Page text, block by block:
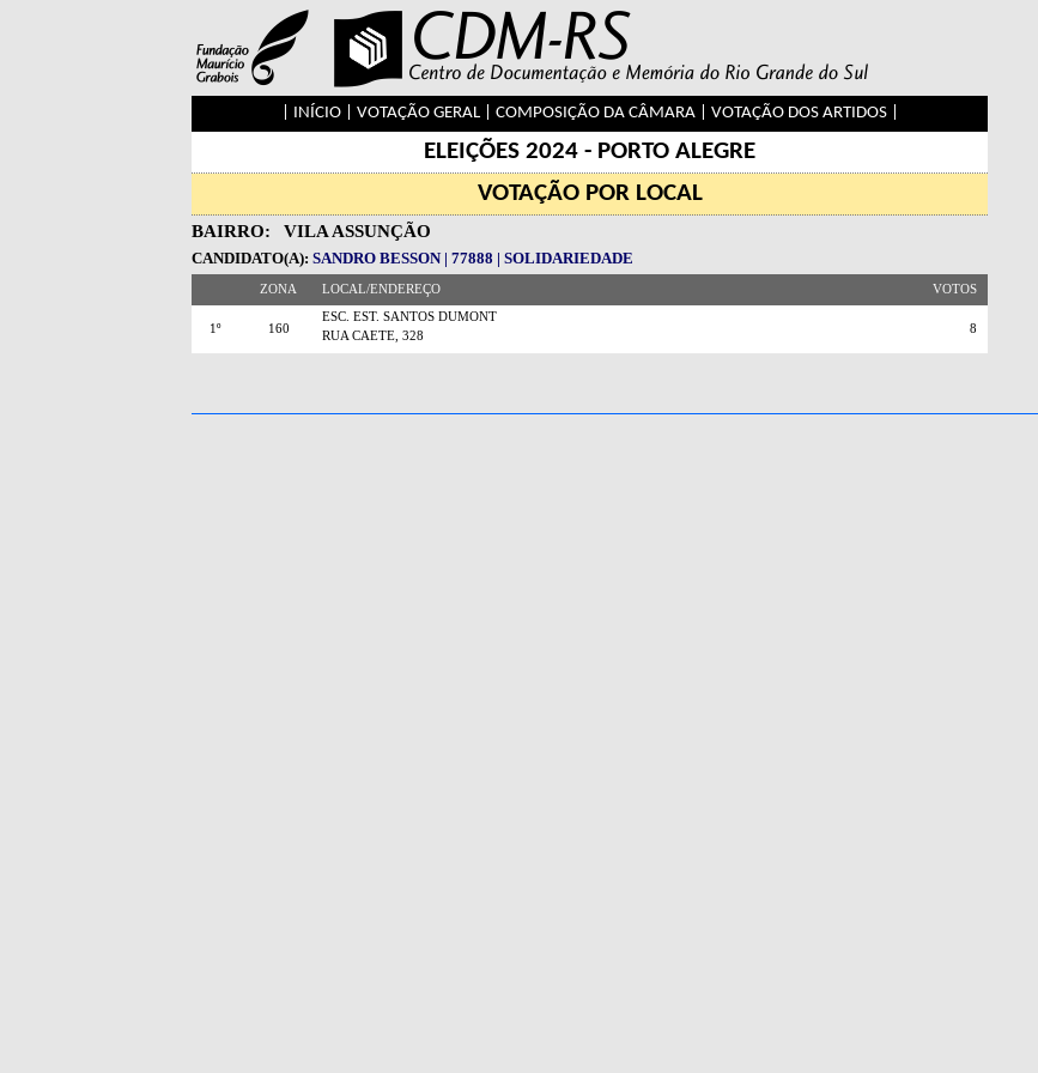
INÍCIO| VOTAÇÃO GERAL| COMPOSIÇÃO DA CÂMARA| VOTAÇÃO DOS ARTIDOS|
ELEIÇÕES 2024 - PORTO ALEGRE
VOTAÇÃO POR LOCAL
BAIRRO: VILA ASSUNÇÃO
CANDIDATO(A): SANDRO BESSON | 77888 | SOLIDARIEDADE
ZONA LOCAL/ENDEREÇO VOTOS
1º 160
ESC. EST. SANTOS DUMONT
8
RUA CAETE, 328